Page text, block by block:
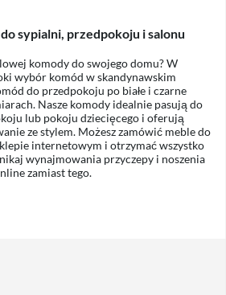
sypialni, przedpokoju i salonu
komody do swojego domu? W
wybór komód w skandynawskim
do przedpokoju po białe i czarne
Nasze komody idealnie pasują do
lub pokoju dziecięcego i oferują
ze stylem. Możesz zamówić meble do
internetowym i otrzymać wszystko
wynajmowania przyczepy i noszenia
zamiast tego.